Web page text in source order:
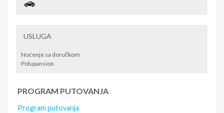
USLUGA
Noćenje sa doručkom
Polupansion
PROGRAM PUTOVANJA
Program putovanja